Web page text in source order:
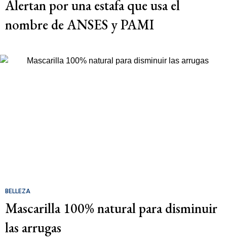
Alertan por una estafa que usa el
nombre de ANSES y PAMI
BELLEZA
Mascarilla 100% natural para disminuir
las arrugas